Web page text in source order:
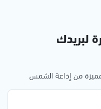
لبريدك
من إذاعة الشمس